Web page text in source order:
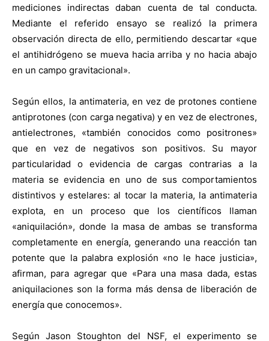
mediciones indirectas daban cuenta de tal conducta.
Mediante el referido ensayo se realizó la primera
observación directa de ello, permitiendo descartar «que
el antihidrógeno se mueva hacia arriba y no hacia abajo
en un campo gravitacional».
Según ellos, la antimateria, en vez de protones contiene
antiprotones (con carga negativa) y en vez de electrones,
antielectrones, «también conocidos como positrones»
que en vez de negativos son positivos. Su mayor
particularidad o evidencia de cargas contrarias a la
materia se evidencia en uno de sus comportamientos
distintivos y estelares: al tocar la materia, la antimateria
explota, en un proceso que los científicos llaman
«aniquilación», donde la masa de ambas se transforma
completamente en energía, generando una reacción tan
potente que la palabra explosión «no le hace justicia»,
afirman, para agregar que «Para una masa dada, estas
aniquilaciones son la forma más densa de liberación de
energía que conocemos».
Según Jason Stoughton del NSF, el experimento se